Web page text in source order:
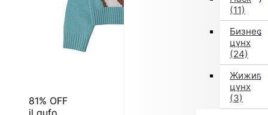
(11)
Бизнес
цүнх
(24)
Жижиг
цүнх
(3)
81% OFF
il gufo